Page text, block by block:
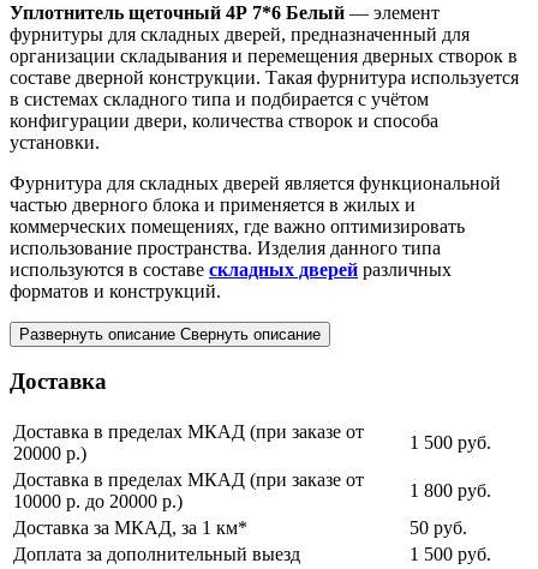
Уплотнитель щеточный 4Р 7*6 Белый — элемент
фурнитуры для складных дверей, предназначенный для
организации складывания и перемещения дверных створок в
составе дверной конструкции. Такая фурнитура используется
в системах складного типа и подбирается с учётом
конфигурации двери, количества створок и способа
установки.
Фурнитура для складных дверей является функциональной
частью дверного блока и применяется в жилых и
коммерческих помещениях, где важно оптимизировать
использование пространства. Изделия данного типа
используются в составе складных дверей различных
форматов и конструкций.
Развернуть описание Свернуть описание
Доставка
Доставка в пределах МКАД (при заказе от
20000 р.)
1 500 руб.
Доставка в пределах МКАД (при заказе от
10000 р. до 20000 р.)
1 800 руб.
Доставка за МКАД, за 1 км*
50 руб.
Доплата за дополнительный выезд
1 500 руб.